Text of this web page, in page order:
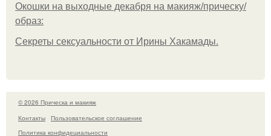
Окошки на выходные декабря на макияж/прическу/
образ:
Секреты сексуальности от Ирины Хакамады.
© 2026 Прическа и макияж
Контакты
Пользовательское соглашение
Политика конфидециальности